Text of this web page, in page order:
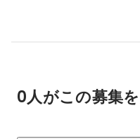
0人がこの募集